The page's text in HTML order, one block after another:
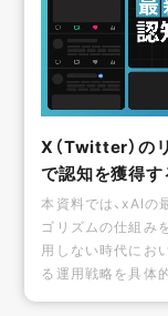
X（Twitter）の
で認知を獲得
本資料では、xAIの
ゴリズムの仕組み
用しない時代にお
る運用戦略を具体